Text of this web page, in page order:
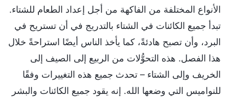
الأنواع المختلفة من الفاكهة من أجل إعداد الطعام للشتاء.
تبدأ جميع الكائنات في الشتاء بالتدريج في أن تستريح في
البرد، وأن تصبح هادئةً، كما يأخذ الناس أيضًا استراحةً خلال
هذا الفصل. هذه التحوُّلات من الربيع إلى الصيف إلى
الخريف وإلى الشتاء – تحدث جميع هذه التغييرات وفقًا
للنواميس التي وضعها الله. إنه يقود جميع الكائنات والبشر